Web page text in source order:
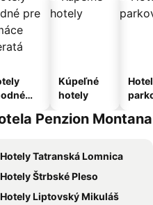
Kúpeľné
hotely
Penzion Montana
Hotely Tatranská Lomnica
Hotely Štrbské Pleso
Hotely Liptovský Mikuláš